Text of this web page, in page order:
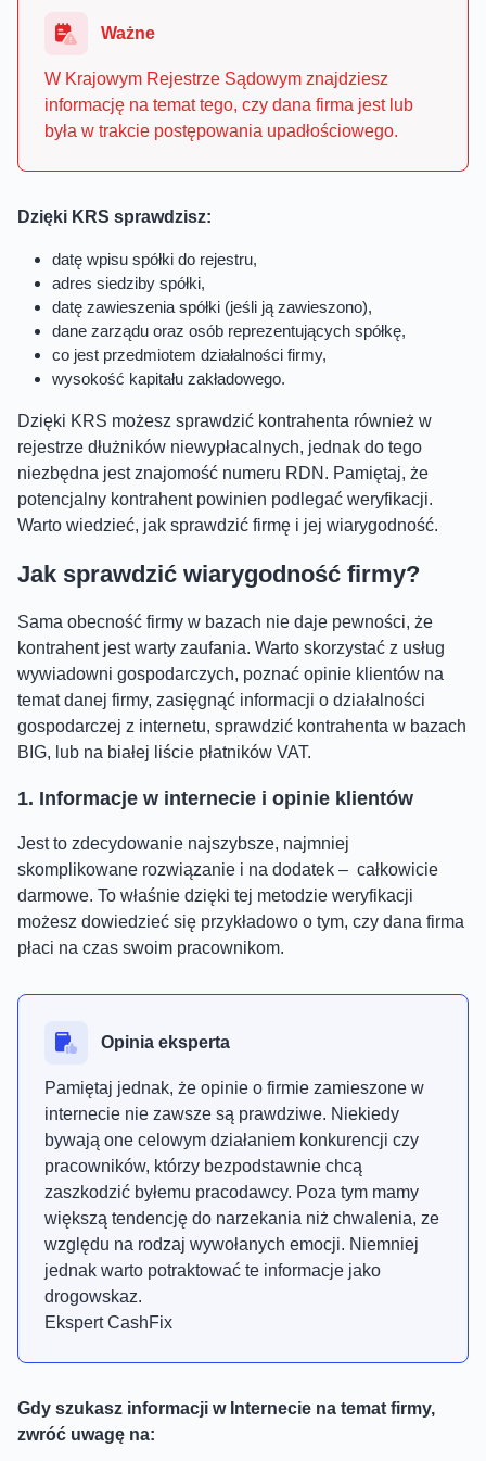
Ważne
W Krajowym Rejestrze Sądowym znajdziesz
informację na temat tego, czy dana firma jest lub
była w trakcie postępowania upadłościowego.
Dzięki KRS sprawdzisz:
datę wpisu spółki do rejestru,
adres siedziby spółki,
datę zawieszenia spółki (jeśli ją zawieszono),
dane zarządu oraz osób reprezentujących spółkę,
co jest przedmiotem działalności firmy,
wysokość kapitału zakładowego.
Dzięki KRS możesz sprawdzić kontrahenta również w
rejestrze dłużników niewypłacalnych, jednak do tego
niezbędna jest znajomość numeru RDN. Pamiętaj, że
potencjalny kontrahent powinien podlegać weryfikacji.
Warto wiedzieć, jak sprawdzić firmę i jej wiarygodność.
Jak sprawdzić wiarygodność firmy?
Sama obecność firmy w bazach nie daje pewności, że
kontrahent jest warty zaufania. Warto skorzystać z usług
wywiadowni gospodarczych, poznać opinie klientów na
temat danej firmy, zasięgnąć informacji o działalności
gospodarczej z internetu, sprawdzić kontrahenta w bazach
BIG, lub na białej liście płatników VAT.
1. Informacje w internecie i opinie klientów
Jest to zdecydowanie najszybsze, najmniej
skomplikowane rozwiązanie i na dodatek – całkowicie
darmowe. To właśnie dzięki tej metodzie weryfikacji
możesz dowiedzieć się przykładowo o tym, czy dana firma
płaci na czas swoim pracownikom.
Opinia eksperta
Pamiętaj jednak, że opinie o firmie zamieszone w
internecie nie zawsze są prawdziwe. Niekiedy
bywają one celowym działaniem konkurencji czy
pracowników, którzy bezpodstawnie chcą
zaszkodzić byłemu pracodawcy. Poza tym mamy
większą tendencję do narzekania niż chwalenia, ze
względu na rodzaj wywołanych emocji. Niemniej
jednak warto potraktować te informacje jako
drogowskaz.
Ekspert CashFix
Gdy szukasz informacji w Internecie na temat firmy,
zwróć uwagę na: